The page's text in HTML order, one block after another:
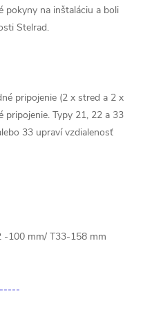
pokyny na inštaláciu a boli
Stelrad.
pripojenie (2 x stred a 2 x
Typy 21, 22 a 33
33 upraví vzdialenosť
-100 mm/ T33-158 mm